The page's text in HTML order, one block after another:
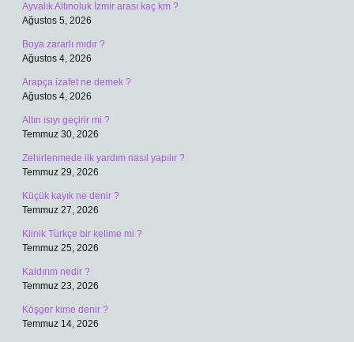
Ayvalık Altınoluk İzmir arası kaç km ?
Ağustos 5, 2026
Boya zararlı mıdır ?
Ağustos 4, 2026
Arapça izafet ne demek ?
Ağustos 4, 2026
Altın ısıyı geçirir mi ?
Temmuz 30, 2026
Zehirlenmede ilk yardım nasıl yapılır ?
Temmuz 29, 2026
Küçük kayık ne denir ?
Temmuz 27, 2026
Klinik Türkçe bir kelime mi ?
Temmuz 25, 2026
Kaldırım nedir ?
Temmuz 23, 2026
Köşger kime denir ?
Temmuz 14, 2026